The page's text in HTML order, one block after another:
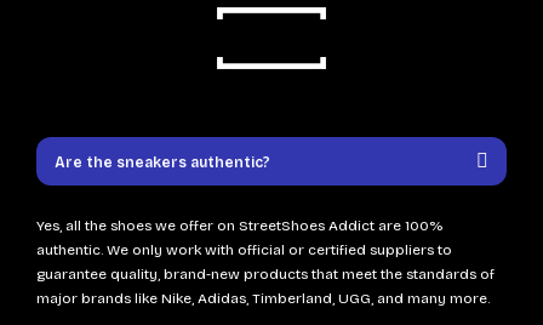
Are the sneakers authentic?
Yes, all the shoes we offer on StreetShoes Addict are 100%
authentic. We only work with official or certified suppliers to
guarantee quality, brand-new products that meet the standards of
major brands like Nike, Adidas, Timberland, UGG, and many more.